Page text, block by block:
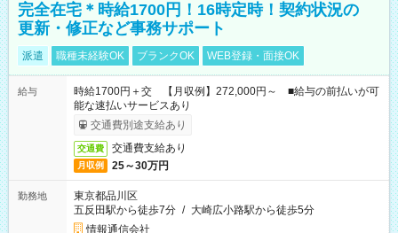
完全在宅＊時給1700円！16時定時！契約状況の
更新・修正など事務サポート
派遣 職種未経験OK ブランクOK WEB登録・面接OK
給与
時給1700円＋交 【月収例】272,000円～ ■給与の前払いが可
能な速払いサービスあり
交通費別途支給あり
交通費 交通費支給あり
月収例 25～30万円
勤務地
東京都品川区
五反田駅から徒歩7分 / 大崎広小路駅から徒歩5分
情報通信会社